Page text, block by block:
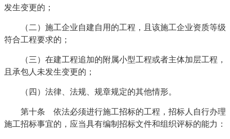
发生变更的；
（二）施工企业自建自用的工程，且该施工企业资质等级
符合工程要求的；
（三）在建工程追加的附属小型工程或者主体加层工程，
且承包人未发生变更的；
（四）法律、法规、规章规定的其他情形。
第十条 依法必须进行施工招标的工程，招标人自行办理
施工招标事宜的，应当具有编制招标文件和组织评标的能力：